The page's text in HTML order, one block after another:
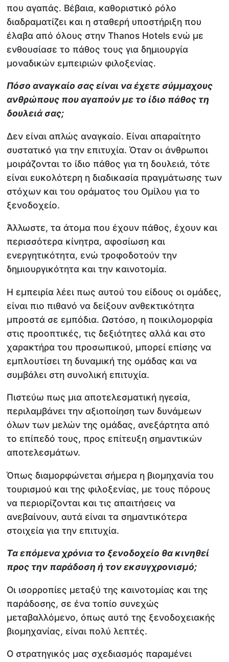
που αγαπάς. Βέβαια, καθοριστικό ρόλο
διαδραματίζει και η σταθερή υποστήριξη που
έλαβα από όλους στην Thanos Hotels ενώ με
ενθουσίασε το πάθος τους για δημιουργία
μοναδικών εμπειριών φιλοξενίας.
Πόσο αναγκαίο σας είναι να έχετε σύμμαχους
ανθρώπους που αγαπούν με το ίδιο πάθος τη
δουλειά σας;
Δεν είναι απλώς αναγκαίο. Είναι απαραίτητο
συστατικό για την επιτυχία. Όταν οι άνθρωποι
μοιράζονται το ίδιο πάθος για τη δουλειά, τότε
είναι ευκολότερη η διαδικασία πραγμάτωσης των
στόχων και του οράματος του Ομίλου για το
ξενοδοχείο.
Άλλωστε, τα άτομα που έχουν πάθος, έχουν και
περισσότερα κίνητρα, αφοσίωση και
ενεργητικότητα, ενώ τροφοδοτούν την
δημιουργικότητα και την καινοτομία.
Η εμπειρία λέει πως αυτού του είδους οι ομάδες,
είναι πιο πιθανό να δείξουν ανθεκτικότητα
μπροστά σε εμπόδια. Ωστόσο, η ποικιλομορφία
στις προοπτικές, τις δεξιότητες αλλά και στο
χαρακτήρα του προσωπικού, μπορεί επίσης να
εμπλουτίσει τη δυναμική της ομάδας και να
συμβάλει στη συνολική επιτυχία.
Πιστεύω πως μια αποτελεσματική ηγεσία,
περιλαμβάνει την αξιοποίηση των δυνάμεων
όλων των μελών της ομάδας, ανεξάρτητα από
το επίπεδό τους, προς επίτευξη σημαντικών
αποτελεσμάτων.
Όπως διαμορφώνεται σήμερα η βιομηχανία του
τουρισμού και της φιλοξενίας, με τους πόρους
να περιορίζονται και τις απαιτήσεις να
ανεβαίνουν, αυτά είναι τα σημαντικότερα
στοιχεία για την επιτυχία.
Τα επόμενα χρόνια το ξενοδοχείο θα κινηθεί
προς την παράδοση ή τον εκσυγχρονισμό;
Οι ισορροπίες μεταξύ της καινοτομίας και της
παράδοσης, σε ένα τοπίο συνεχώς
μεταβαλλόμενο, όπως αυτό της ξενοδοχειακής
βιομηχανίας, είναι πολύ λεπτές.
Ο στρατηγικός μας σχεδιασμός παραμένει